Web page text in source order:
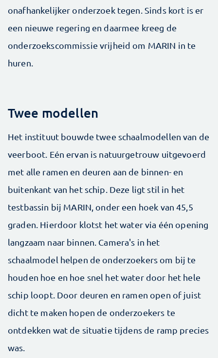
onafhankelijker onderzoek tegen. Sinds kort is er
een nieuwe regering en daarmee kreeg de
onderzoekscommissie vrijheid om MARIN in te
huren.
Twee modellen
Het instituut bouwde twee schaalmodellen van de
veerboot. Eén ervan is natuurgetrouw uitgevoerd
met alle ramen en deuren aan de binnen- en
buitenkant van het schip. Deze ligt stil in het
testbassin bij MARIN, onder een hoek van 45,5
graden. Hierdoor klotst het water via één opening
langzaam naar binnen. Camera's in het
schaalmodel helpen de onderzoekers om bij te
houden hoe en hoe snel het water door het hele
schip loopt. Door deuren en ramen open of juist
dicht te maken hopen de onderzoekers te
ontdekken wat de situatie tijdens de ramp precies
was.